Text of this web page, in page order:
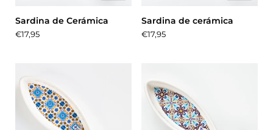
Sardina de Cerámica
Precio:
€17,95
Sardina de cerámica
Precio:
€17,95